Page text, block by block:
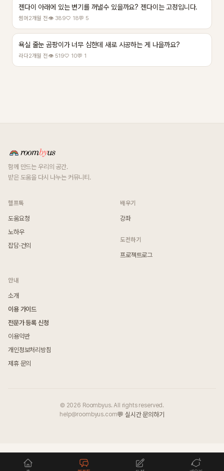
젠다이 아래에 있는 변기를 꺼낼수 있을까요? 젠다이는 고정입니다.
썸머2개월 전👁 389♡ 18💬 5
욕실 줄눈 곰팡이가 너무 심한데 새로 시공하는 게 나을까요?
라다2개월 전👁 519♡ 10💬 1
함께 만드는 우리의 공간.
받은 도움을 다시 나누는 커뮤니티.
헬프톡
도움요청
노하우
잡담·건의
배우기
강좌
도전하기
프로젝트로그
안내
소개
이용 가이드
전문가 등록 신청
이용약관
개인정보처리방침
제휴 문의
© 2026 Roombyus. All rights reserved.
help@roombyus.com💬 실시간 문의하기